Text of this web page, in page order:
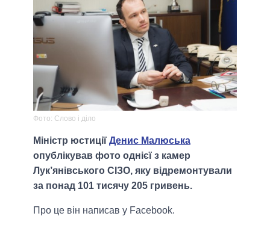
Фото: Слово і діло
Міністр юстиції Денис Малюська
опублікував фото однієї з камер
Лук’янівського СІЗО, яку відремонтували
за понад 101 тисячу 205 гривень.
Про це він написав у Facebook.